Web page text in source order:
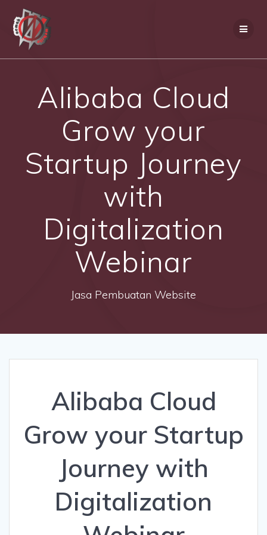
Alibaba Cloud
Grow your
Startup Journey
with
Digitalization
Webinar
Jasa Pembuatan Website
Alibaba Cloud
Grow your Startup
Journey with
Digitalization